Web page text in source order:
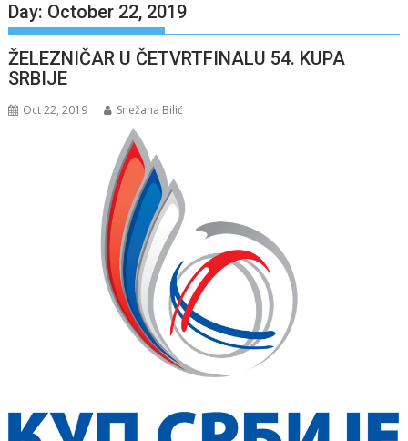
Day: October 22, 2019
ŽELEZNIČAR U ČETVRTFINALU 54. KUPA
SRBIJE
Oct 22, 2019 Snežana Bilić